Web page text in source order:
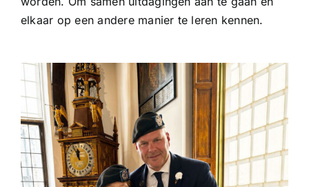
elkaar op een andere manier te leren kennen.